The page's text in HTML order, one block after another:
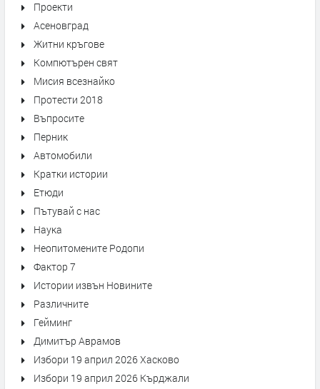
Проекти
Асеновград
Житни кръгове
Компютърен свят
Мисия всезнайко
Протести 2018
Въпросите
Перник
Автомобили
Кратки истории
Етюди
Пътувай с нас
Наука
Неопитомените Родопи
Фактор 7
Истории извън Новините
Различните
Гейминг
Димитър Аврамов
Избори 19 април 2026 Хасково
Избори 19 април 2026 Кърджали